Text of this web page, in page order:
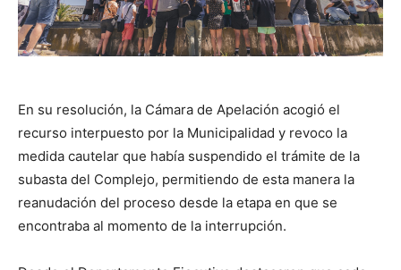
En su resolución, la Cámara de Apelación acogió el
recurso interpuesto por la Municipalidad y revoco la
medida cautelar que había suspendido el trámite de la
subasta del Complejo, permitiendo de esta manera la
reanudación del proceso desde la etapa en que se
encontraba al momento de la interrupción.